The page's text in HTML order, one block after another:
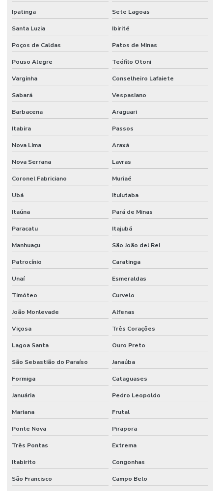
Ipatinga Sete Lagoas
Santa Luzia Ibirité
Poços de Caldas Patos de Minas
Pouso Alegre Teófilo Otoni
Varginha Conselheiro Lafaiete
Sabará Vespasiano
Barbacena Araguari
Itabira Passos
Nova Lima Araxá
Nova Serrana Lavras
Coronel Fabriciano Muriaé
Ubá Ituiutaba
Itaúna Pará de Minas
Paracatu Itajubá
Manhuaçu São João del Rei
Patrocínio Caratinga
Unaí Esmeraldas
Timóteo Curvelo
João Monlevade Alfenas
Viçosa Três Corações
Lagoa Santa Ouro Preto
São Sebastião do Paraíso Janaúba
Formiga Cataguases
Januária Pedro Leopoldo
Mariana Frutal
Ponte Nova Pirapora
Três Pontas Extrema
Itabirito Congonhas
São Francisco Campo Belo